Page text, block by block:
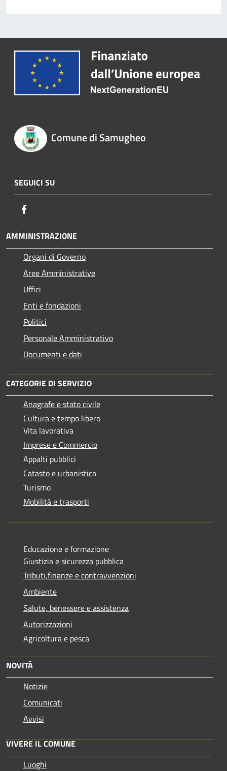
Comune di Samugheo
SEGUICI SU
AMMINISTRAZIONE
Organi di Governo
Aree Amministrative
Uffici
Enti e fondazioni
Politici
Personale Amministrativo
Documenti e dati
CATEGORIE DI SERVIZIO
Anagrafe e stato civile
Cultura e tempo libero
Vita lavorativa
Imprese e Commercio
Appalti pubblici
Catasto e urbanistica
Turismo
Mobilità e trasporti
Educazione e formazione
Giustizia e sicurezza pubblica
Tributi,finanze e contravvenzioni
Ambiente
Salute, benessere e assistenza
Autorizzazioni
Agricoltura e pesca
NOVITÀ
Notizie
Comunicati
Avvisi
VIVERE IL COMUNE
Luoghi